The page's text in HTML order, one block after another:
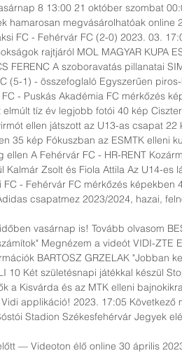
8 13:00 21 október szombat
hamarosan megvásárolhatóak online
FC - Fehérvár FC (2-0) 2023. 03.
rajtjáról MOL MAGYAR KUPA
FERENC A szoboravatás pillanatai
(5-1) - összefoglaló Egyszerűen
- Puskás Akadémia FC mérkőzés
tíz év legjobb fotói 40 kép
ellen játszott az U13-as csapat 22
35 kép Fókuszban az ESMTK elleni
ellen A Fehérvár FC - HR-RENT
Kalmár Zsolt és Fiola Attila Az U14-es
- Fehérvár FC mérkőzés képekben
csapatmez 2023/2024, hazai,
vasárnap is! Tovább olvasom
Megnézem a videót VIDI-ZTE
BARTOSZ GRZELAK "Jobban
10 Két születésnapi játékkal készül
a Kisvárda és az MTK elleni
applikáció! 2023. 17:05 Következő
Stadion Székesfehérvár Jegyek
— Videoton élő online 30 április